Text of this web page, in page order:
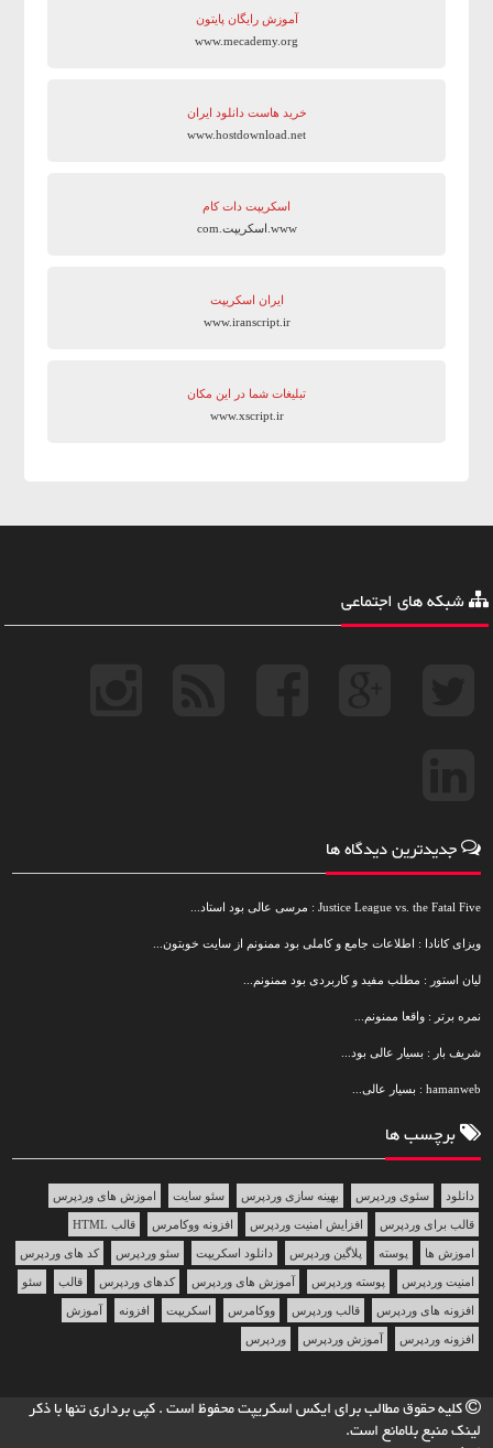
آموزش رایگان پایتون
www.mecademy.org
خرید هاست دانلود ایران
www.hostdownload.net
اسکریپت دات کام
www.اسکریپت.com
ایران اسکریپت
www.iranscript.ir
تبلیغات شما در این مکان
www.xscript.ir
شبکه های اجتماعی
جدیدترین دیدگاه ها
Justice League vs. the Fatal Five : مرسی عالی بود استاد...
ویزای کانادا : اطلاعات جامع و کاملی بود ممنونم از سایت خوبتون...
لیان استور : مطلب مفید و کاربردی بود ممنونم...
نمره برتر : واقعا ممنونم...
شریف بار : بسیار عالی بود...
hamanweb : بسیار عالی...
برچسب ها
دانلود سئوی وردپرس بهینه سازی وردپرس سئو سایت اموزش های وردپرس
قالب برای وردپرس افزایش امنیت وردپرس افزونه ووکامرس قالب HTML
اموزش ها پوسته پلاگین وردپرس دانلود اسکریپت سئو وردپرس کد های وردپرس
امنیت وردپرس پوسته وردپرس آموزش های وردپرس کدهای وردپرس قالب سئو
افزونه های وردپرس قالب وردپرس ووکامرس اسکریپت افزونه آموزش
افزونه وردپرس آموزش وردپرس وردپرس
کلیه حقوق مطالب برایایکس اسکریپتمحفوظ است . کپی برداری تنها با ذکر
لینک منبع بلامانع است.